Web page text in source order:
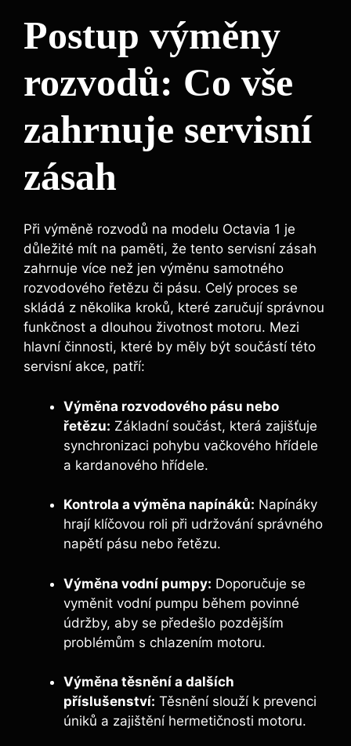
Postup výměny
rozvodů: Co vše
zahrnuje servisní
zásah
Při výměně rozvodů na modelu Octavia 1 je
důležité mít na paměti, že tento servisní zásah
zahrnuje více než jen výměnu samotného
rozvodového řetězu či pásu. Celý proces se
skládá z několika kroků, které zaručují správnou
funkčnost a dlouhou životnost motoru. Mezi
hlavní činnosti, které by měly být součástí této
servisní akce, patří:
Výměna rozvodového pásu nebo
řetězu: Základní součást, která zajišťuje
synchronizaci pohybu vačkového hřídele
a kardanového hřídele.
Kontrola a výměna napínáků: Napínáky
hrají klíčovou roli při udržování správného
napětí pásu nebo řetězu.
Výměna vodní pumpy: Doporučuje se
vyměnit vodní pumpu během povinné
údržby, aby se předešlo pozdějším
problémům s chlazením motoru.
Výměna těsnění a dalších
příslušenství: Těsnění slouží k prevenci
úniků a zajištění hermetičnosti motoru.